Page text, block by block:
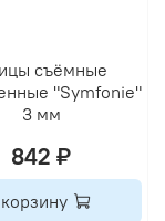
съёмные
"Symfonie"
3 мм
842 ₽